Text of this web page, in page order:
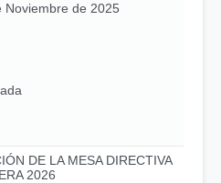
Noviembre de 2025
DE LA MESA DIRECTIVA
2026